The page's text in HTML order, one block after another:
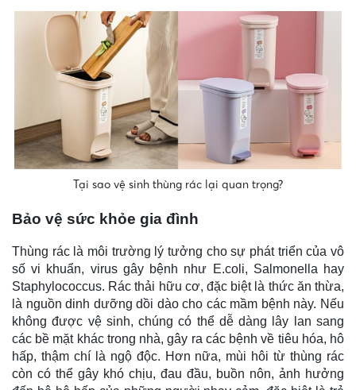
Tại sao vệ sinh thùng rác lại quan trọng?
Bảo vệ sức khỏe gia đình
Thùng rác là môi trường lý tưởng cho sự phát triển của vô
số vi khuẩn, virus gây bệnh như E.coli, Salmonella hay
Staphylococcus. Rác thải hữu cơ, đặc biệt là thức ăn thừa,
là nguồn dinh dưỡng dồi dào cho các mầm bệnh này. Nếu
không được vệ sinh, chúng có thể dễ dàng lây lan sang
các bề mặt khác trong nhà, gây ra các bệnh về tiêu hóa, hô
hấp, thậm chí là ngộ độc. Hơn nữa, mùi hôi từ thùng rác
còn có thể gây khó chịu, đau đầu, buồn nôn, ảnh hưởng